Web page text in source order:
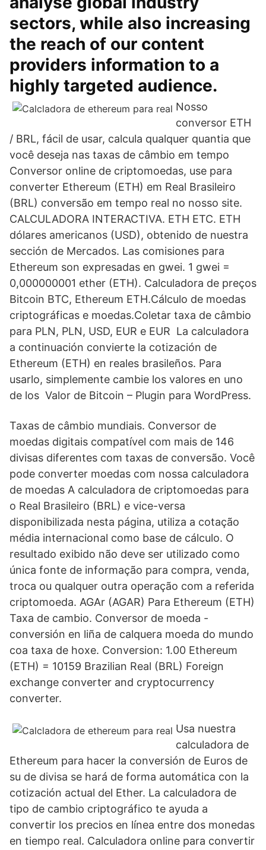
sectors, while also increasing
the reach of our content
providers information to a
highly targeted audience.
Nosso
conversor ETH
/ BRL, fácil de usar, calcula qualquer quantia que
você deseja nas taxas de câmbio em tempo
Conversor online de criptomoedas, use para
converter Ethereum (ETH) em Real Brasileiro
(BRL) conversão em tempo real no nosso site.
CALCULADORA INTERACTIVA. ETH ETC. ETH
dólares americanos (USD), obtenido de nuestra
sección de Mercados. Las comisiones para
Ethereum son expresadas en gwei. 1 gwei =
0,000000001 ether (ETH). Calculadora de preços
Bitcoin BTC, Ethereum ETH.Cálculo de moedas
criptográficas e moedas.Coletar taxa de câmbio
para PLN, PLN, USD, EUR e EUR La calculadora
a continuación convierte la cotización de
Ethereum (ETH) en reales brasileños. Para
usarlo, simplemente cambie los valores en uno
de los Valor de Bitcoin – Plugin para WordPress.
Taxas de câmbio mundiais. Conversor de
moedas digitais compatível com mais de 146
divisas diferentes com taxas de conversão. Você
pode converter moedas com nossa calculadora
de moedas A calculadora de criptomoedas para
o Real Brasileiro (BRL) e vice-versa
disponibilizada nesta página, utiliza a cotação
média internacional como base de cálculo. O
resultado exibido não deve ser utilizado como
única fonte de informação para compra, venda,
troca ou qualquer outra operação com a referida
criptomoeda. AGAr (AGAR) Para Ethereum (ETH)
Taxa de cambio. Conversor de moeda -
conversión en liña de calquera moeda do mundo
coa taxa de hoxe. Conversion: 1.00 Ethereum
(ETH) = 10159 Brazilian Real (BRL) Foreign
exchange converter and cryptocurrency
converter.
Usa nuestra
calculadora de
Ethereum para hacer la conversión de Euros de
su de divisa se hará de forma automática con la
cotización actual del Ether. La calculadora de
tipo de cambio criptográfico te ayuda a
convertir los precios en línea entre dos monedas
en tiempo real. Calculadora online para convertir